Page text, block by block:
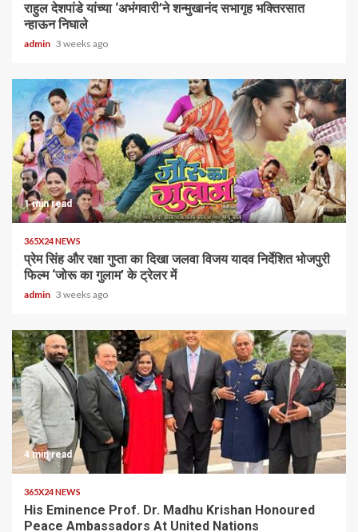
राहुल देशपांडे यांच्या ‘अभंगवारी’ने शन्मुखानंद सभागृह भक्तिरसात
न्हाऊन निघाले
admin 3 weeks ago
1 min read
365X24 NEWS
प्रेम सिंह और रक्षा गुप्ता का दिखा जलवा विजय यादव निर्देशित भोजपुरी
फिल्म ‘जोरू का गुलाम’ के ट्रेलर में
admin 3 weeks ago
4 min read
365X24 NEWS
His Eminence Prof. Dr. Madhu Krishan Honoured
Peace Ambassadors At United Nations